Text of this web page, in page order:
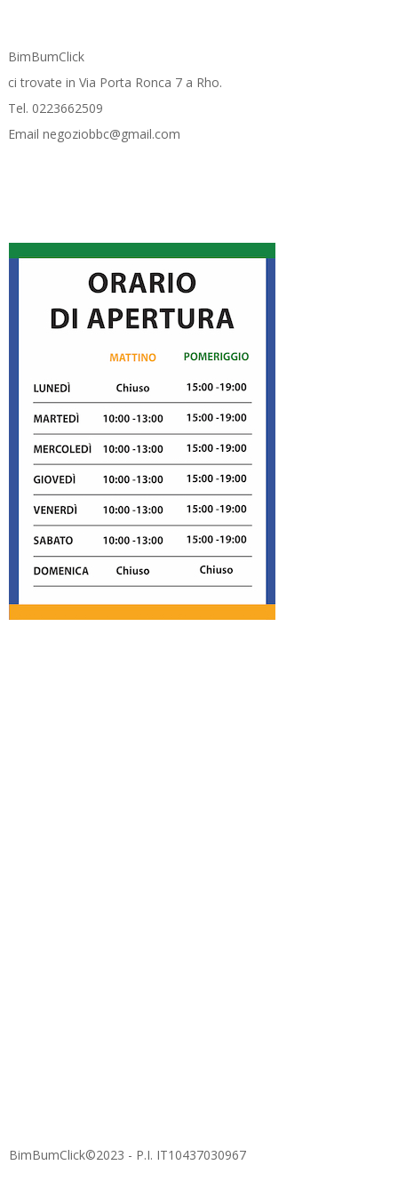
BimBumClick
ci trovate in Via Porta Ronca 7 a Rho.
Tel. 0223662509
Email negoziobbc@gmail.com
BimBumClick©2023 - P.I. IT10437030967